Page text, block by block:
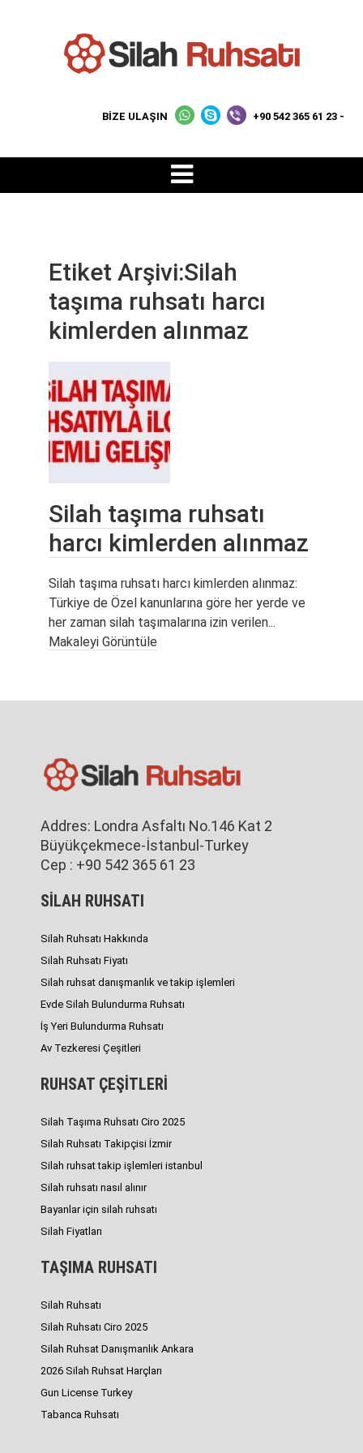
BİZE ULAŞIN +90 542 365 61 23 -
Etiket Arşivi:Silah
taşıma ruhsatı harcı
kimlerden alınmaz
Silah taşıma ruhsatı
harcı kimlerden alınmaz
Silah taşıma ruhsatı harcı kimlerden alınmaz:
Türkiye de Özel kanunlarına göre her yerde ve
her zaman silah taşımalarına izin verilen...
Makaleyi Görüntüle
Addres: Londra Asfaltı No.146 Kat 2
Büyükçekmece-İstanbul-Turkey
Cep : +90 542 365 61 23
SİLAH RUHSATI
Silah Ruhsatı Hakkında
Silah Ruhsatı Fiyatı
Silah ruhsat danışmanlık ve takip işlemleri
Evde Silah Bulundurma Ruhsatı
İş Yeri Bulundurma Ruhsatı
Av Tezkeresi Çeşitleri
RUHSAT ÇEŞİTLERİ
Silah Taşıma Ruhsatı Ciro 2025
Silah Ruhsatı Takipçisi İzmir
Silah ruhsat takip işlemleri istanbul
Silah ruhsatı nasıl alınır
Bayanlar için silah ruhsatı
Silah Fiyatları
TAŞIMA RUHSATI
Silah Ruhsatı
Silah Ruhsatı Ciro 2025
Silah Ruhsat Danışmanlık Ankara
2026 Silah Ruhsat Harçları
Gun License Turkey
Tabanca Ruhsatı